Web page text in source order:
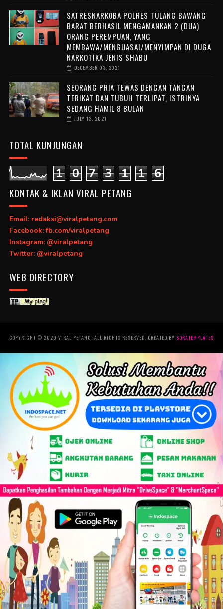
SATRESNARKOBA POLRES TULANG BAWANG
BARAT BERHASIL MENGAMANKAN 2 (DUA)
ORANG PEREMPUAN, YANG
MEMBAWA/MENGUASAI/MENYIMPAN DI DUGA
NARKOTIKA JENIS SHABU
DECEMBER 03, 2021
SEORANG PRIA TEWAS DENGAN TANGAN
TERIKAT DAN TUBUH TERLIPAT, ISTRINYA
SEDANG HAMIL 8 BULAN
JULY 13, 2021
TOTAL KUNJUNGAN
1 0 7 3 1 1 6
KONTAK & IKLAN VIRAL PETANG
Email: redaksi@viralpetang.com
Facebook: fb.com/viralpetang
Instagram: @viralpetang
Twitter: @viralpetang
WEB DIRECTORY
COPYRIGHT © 2020 VIRAL PETANG. ALL RIGHTS RESERVED. CREATED BY SORATEMPLATES